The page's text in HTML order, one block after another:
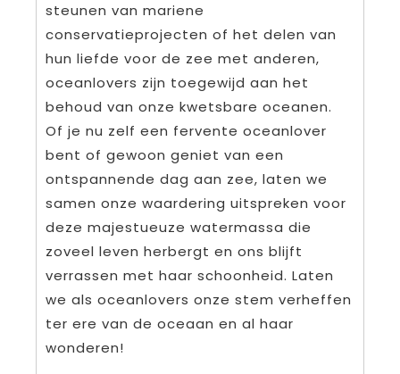
steunen van mariene
conservatieprojecten of het delen van
hun liefde voor de zee met anderen,
oceanlovers zijn toegewijd aan het
behoud van onze kwetsbare oceanen.
Of je nu zelf een fervente oceanlover
bent of gewoon geniet van een
ontspannende dag aan zee, laten we
samen onze waardering uitspreken voor
deze majestueuze watermassa die
zoveel leven herbergt en ons blijft
verrassen met haar schoonheid. Laten
we als oceanlovers onze stem verheffen
ter ere van de oceaan en al haar
wonderen!